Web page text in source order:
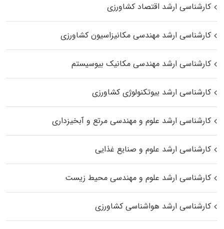
کارشناسی ارشد اقتصاد کشاورزی
کارشناسی ارشد مهندسی مکانیزاسیون کشاورزی
کارشناسی ارشد مهندسی مکانیک بیوسیستم
کارشناسی ارشد بیوتکنولوژی کشاورزی
کارشناسی ارشد علوم و مهندسی مرتع و آبخیزداری
کارشناسی ارشد علوم و صنایع غذایی
کارشناسی ارشد علوم و مهندسی محیط زیست
کارشناسی ارشد هواشناسی کشاورزی